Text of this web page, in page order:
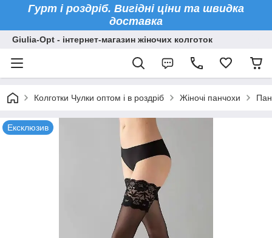
Гурт і роздріб. Вигідні ціни та швидка
доставка
Giulia-Opt - інтернет-магазин жіночих колготок
Колготки Чулки оптом і в роздріб Жіночі панчохи
Ексклюзив